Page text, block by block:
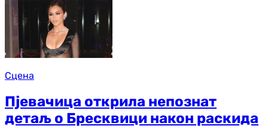
Сцена
Пјевачица открила непознат
детаљ о Бресквици након раскида